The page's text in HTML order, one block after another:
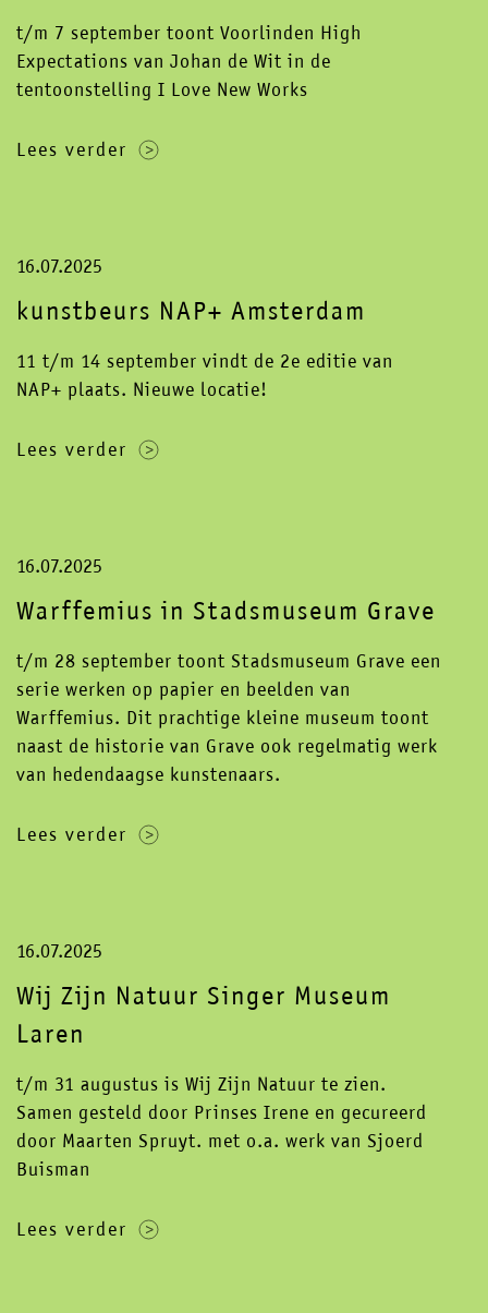
t/m 7 september toont Voorlinden High
Expectations van Johan de Wit in de
tentoonstelling I Love New Works
Lees verder
16.07.2025
kunstbeurs NAP+ Amsterdam
11 t/m 14 september vindt de 2e editie van
NAP+ plaats. Nieuwe locatie!
Lees verder
16.07.2025
Warffemius in Stadsmuseum Grave
t/m 28 september toont Stadsmuseum Grave een
serie werken op papier en beelden van
Warffemius. Dit prachtige kleine museum toont
naast de historie van Grave ook regelmatig werk
van hedendaagse kunstenaars.
Lees verder
16.07.2025
Wij Zijn Natuur Singer Museum
Laren
t/m 31 augustus is Wij Zijn Natuur te zien.
Samen gesteld door Prinses Irene en gecureerd
door Maarten Spruyt. met o.a. werk van Sjoerd
Buisman
Lees verder